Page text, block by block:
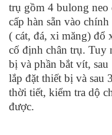
trụ gồm 4 bulong neo
cấp hàn sẵn vào
( cát, đá, xi măng) đổ
cố định chân trụ. Tuy
bị và phần bắt vít,
lắp đặt thiết bị và sau
thời tiết, kiểm tra dộ
được.